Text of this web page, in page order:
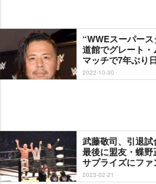
“WWEスーパー
道館でグレート
マッチで7年ぶり
2022-10-30
武藤敬司、引退
最後に盟友・蝶
サプライズにファ
2023-02-21